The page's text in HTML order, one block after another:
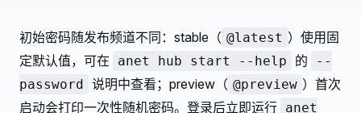
初始密码随发布频道不同：stable（ @latest ）使用固
定默认值，可在
anet hub start --help 的
--
password 说明中查看；preview（ @preview ）首次
启动会打印一次性随机密码。登录后立即运行 anet